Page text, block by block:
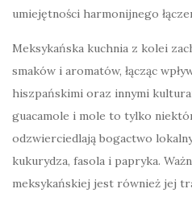
umiejętności harmonijnego
Meksykańska kuchnia z kolei
smaków i aromatów, łącząc
hiszpańskimi oraz innymi
guacamole i mole to tylko
odzwierciedlają bogactwo
kukurydza, fasola i papryka.
meksykańskiej jest również jej